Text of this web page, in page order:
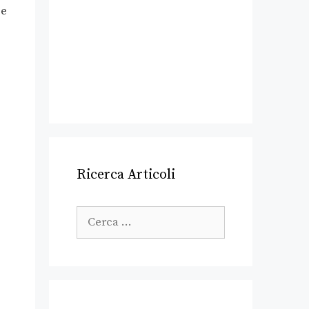
Ricerca Articoli